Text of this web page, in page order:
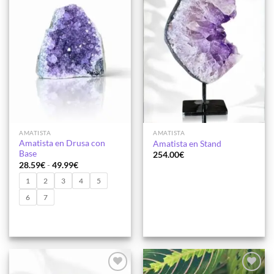
AMATISTA
Amatista en Drusa con
Base
28.59€- 49.99€Rango
de
precios:
desde
1 2 3 4
5
6
7
AMATISTA
Amatista en Stand
254.00€